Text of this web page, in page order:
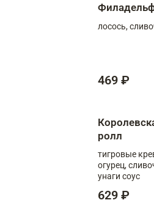
лосось,
469 ₽
ролл
тигровые
огурец,
унаги соус
629 ₽